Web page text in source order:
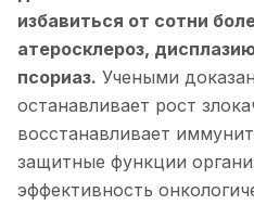
избавиться от сотни
атеросклероз,
псориаз. Учеными
останавливает рост
восстанавливает
защитные функции
эффективность